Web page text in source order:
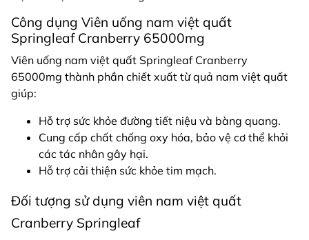
Công dụng Viên uống nam việt quất
Springleaf Cranberry 65000mg
Viên uống nam việt quất Springleaf Cranberry
65000mg thành phần chiết xuất từ quả nam việt quất
giúp:
Hỗ trợ sức khỏe đường tiết niệu và bàng quang.
Cung cấp chất chống oxy hóa, bảo vệ cơ thể khỏi
các tác nhân gây hại.
Hỗ trợ cải thiện sức khỏe tim mạch.
Đối tượng sử dụng viên nam việt quất
Cranberry Springleaf